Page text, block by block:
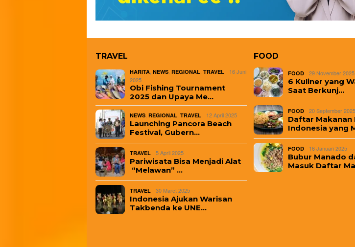
TRAVEL
HARITA NEWS REGIONAL TRAVEL
16 Juni
2025
Obi Fishing Tournament
2025 dan Upaya Me…
NEWS REGIONAL TRAVEL 12 April 2025
Launching Pancora Beach
Festival, Gubern…
TRAVEL 5 April 2025
Pariwisata Bisa Menjadi Alat
“Melawan” …
TRAVEL 30 Maret 2025
Indonesia Ajukan Warisan
Takbenda ke UNE…
FOOD
FOOD 29 November 2025
6 Kuliner yang
Saat Berkunj…
FOOD 20 September 2025
Daftar Makanan
Indonesia yang
FOOD 16 Januari 2025
Bubur Manado
Masuk Daftar